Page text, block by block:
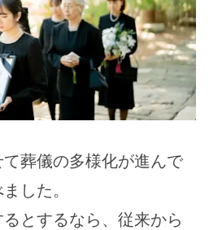
葬儀の多様化が進んで
した。
とするなら、従来から